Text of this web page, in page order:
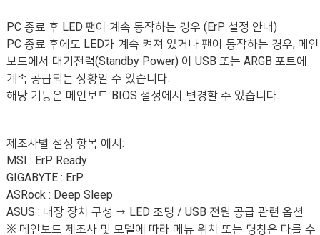
PC 종료 후 LED·팬이 계속 동작하는 경우 (ErP 설정 안내)
PC 종료 후에도 LED가 계속 켜져 있거나 팬이 동작하는 경우, 메인
보드에서 대기전력(Standby Power) 이 USB 또는 ARGB 포트에
계속 공급되는 상황일 수 있습니다.
해당 기능은 메인보드 BIOS 설정에서 변경할 수 있습니다.
제조사별 설정 항목 예시:
MSI : ErP Ready
GIGABYTE : ErP
ASRock : Deep Sleep
ASUS : 내장 장치 구성 → LED 조명 / USB 전원 공급 관련 옵션
※ 메인보드 제조사 및 모델에 따라 메뉴 위치 또는 명칭은 다를 수